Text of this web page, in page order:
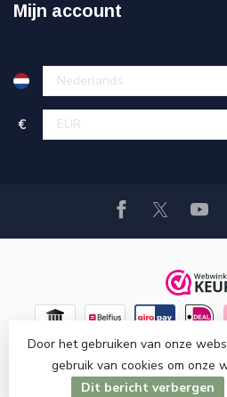
Mijn account
€
© Copyright 2026 Hi-
Door het gebruiken van onze
gebruik van cookies om onze
Dit bericht verbergen